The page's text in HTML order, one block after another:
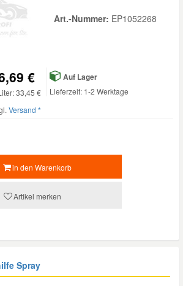
Art.-Nummer: EP1052268
€
33,45 €
Versand *
Auf Lager
Lieferzeit: 1-2 Werktage
in den Warenkorb
Artikel merken
Spray